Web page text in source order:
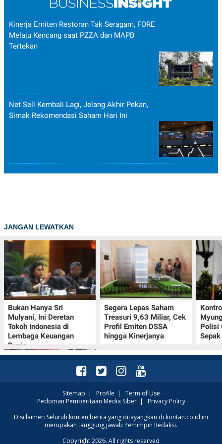
Kinerja Emiten Restoran Tak Seragam, FORE
Melaju Kencang saat PZZA dan MAPB
Tertekan
Net Sell Kembali Lagi, Jelang Akhir Pekan,
Simak Rekomendasi Saham Hari Ini
JANGAN LEWATKAN
Bukan Hanya Sri
Mulyani, Ini Deretan
Tokoh Indonesia di
Lembaga Keuangan
Dunia
Segera Lepas Saham
Treasuri 9,63 Miliar, Cek
Profil Emiten DSSA
hingga Kinerjanya
Polisi
Promo Alfamart Murah
Banget 7–13 Agustus
Sitemap | Profile | Term of Use
Pedoman Pemberitaan Media Siber| Privacy Policy
Disclaimer: Seluruh konten berita yang ditayangkan di kontan.co.id ini
merupakan tanggung jawab Pemimpin Redaksi.
Copyright 2026. All rights reserved